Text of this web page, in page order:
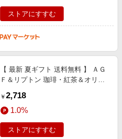
ストアにすすむ
【 最新 夏ギフト 送料無料 】 ＡＧ
Ｆ＆リプトン 珈琲・紅茶＆オリジ
ィーバッグ ダージリンティーバッ
グ
￥ 2,718
1.0%
ストアにすすむ